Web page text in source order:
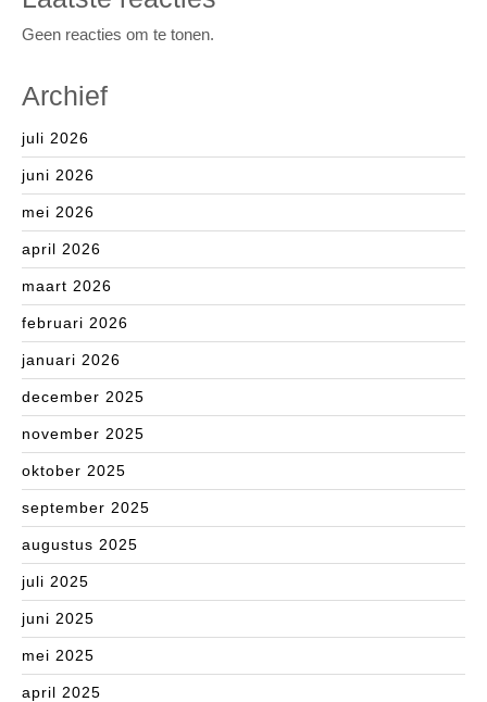
Geen reacties om te tonen.
Archief
juli 2026
juni 2026
mei 2026
april 2026
maart 2026
februari 2026
januari 2026
december 2025
november 2025
oktober 2025
september 2025
augustus 2025
juli 2025
juni 2025
mei 2025
april 2025